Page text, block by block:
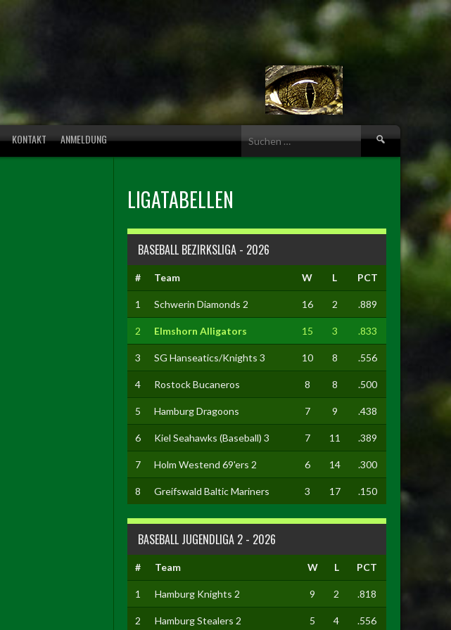
KONTAKT ANMELDUNG
Suche
LIGATABELLEN
BASEBALL BEZIRKSLIGA - 2026
# Team W L PCT
1 Schwerin Diamonds 2 16 2 .889
2 Elmshorn Alligators 15 3 .833
3 SG Hanseatics/Knights 3 10 8 .556
4 Rostock Bucaneros 8 8 .500
5 Hamburg Dragoons 7 9 .438
6 Kiel Seahawks (Baseball) 3 7 11 .389
7 Holm Westend 69'ers 2 6 14 .300
8 Greifswald Baltic Mariners 3 17 .150
BASEBALL JUGENDLIGA 2 - 2026
# Team W L PCT
1 Hamburg Knights 2 9 2 .818
2 Hamburg Stealers 2 5 4 .556